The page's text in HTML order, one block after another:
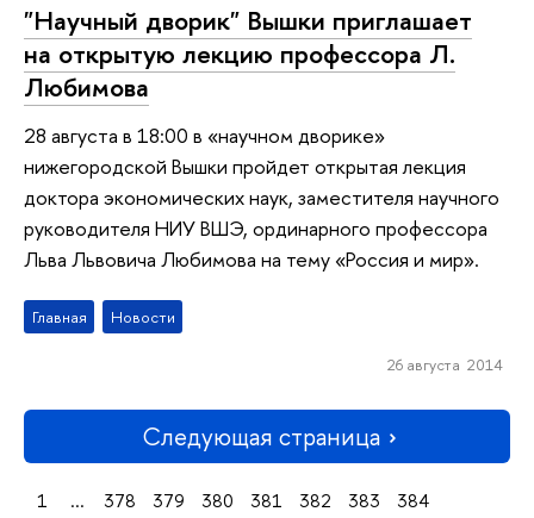
"Научный дворик" Вышки приглашает
на открытую лекцию профессора Л.
Любимова
28 августа в 18:00 в «научном дворике»
нижегородской Вышки пройдет открытая лекция
доктора экономических наук, заместителя научного
руководителя НИУ ВШЭ, ординарного профессора
Льва Львовича Любимова на тему «Россия и мир».
Главная Новости
26 августа 2014
Следующая страница
1 ... 378 379 380 381 382 383
384